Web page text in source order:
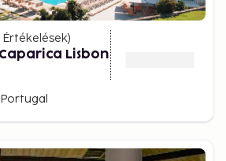
Értékelések)
Lisbon